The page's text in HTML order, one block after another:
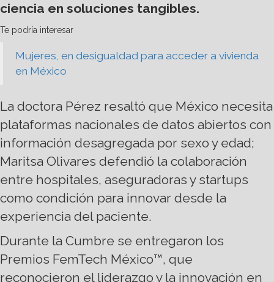
ciencia en soluciones tangibles.
Te podría interesar
Mujeres, en desigualdad para acceder a vivienda
en México
La doctora Pérez resaltó que México necesita
plataformas nacionales de datos abiertos con
información desagregada por sexo y edad;
Maritsa Olivares defendió la colaboración
entre hospitales, aseguradoras y startups
como condición para innovar desde la
experiencia del paciente.
Durante la Cumbre se entregaron los
Premios FemTech México™, que
reconocieron el liderazgo y la innovación en